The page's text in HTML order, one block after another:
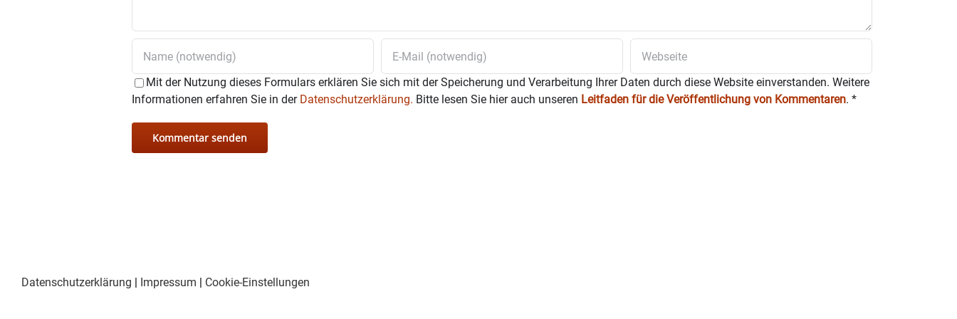
Mit der Nutzung dieses Formulars erklären Sie sich mit der Speicherung und Verarbeitung Ihrer Daten durch diese Website einverstanden. Weitere
Informationen erfahren Sie in der Datenschutzerklärung. Bitte lesen Sie hier auch unseren Leitfaden für die Veröffentlichung von Kommentaren. *
Datenschutzerklärung | Impressum | Cookie-Einstellungen